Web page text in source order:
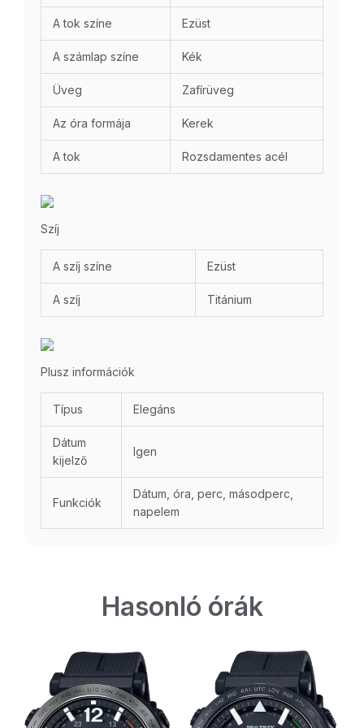
A tok színe Ezüst
A számlap színe Kék
Üveg Zafírüveg
Az óra formája Kerek
A tok Rozsdamentes acél
Szíj
A szíj színe Ezüst
A szíj Titánium
Plusz információk
Típus Elegáns
Dátum
kijelző
Igen
Funkciók
Dátum, óra, perc, másodperc,
napelem
Hasonló órák